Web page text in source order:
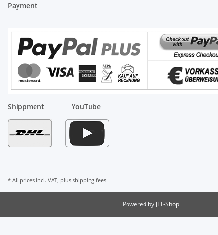
Payment
Shippment YouTube
* All prices incl. VAT, plus shipping fees
Powered by JTL-Shop